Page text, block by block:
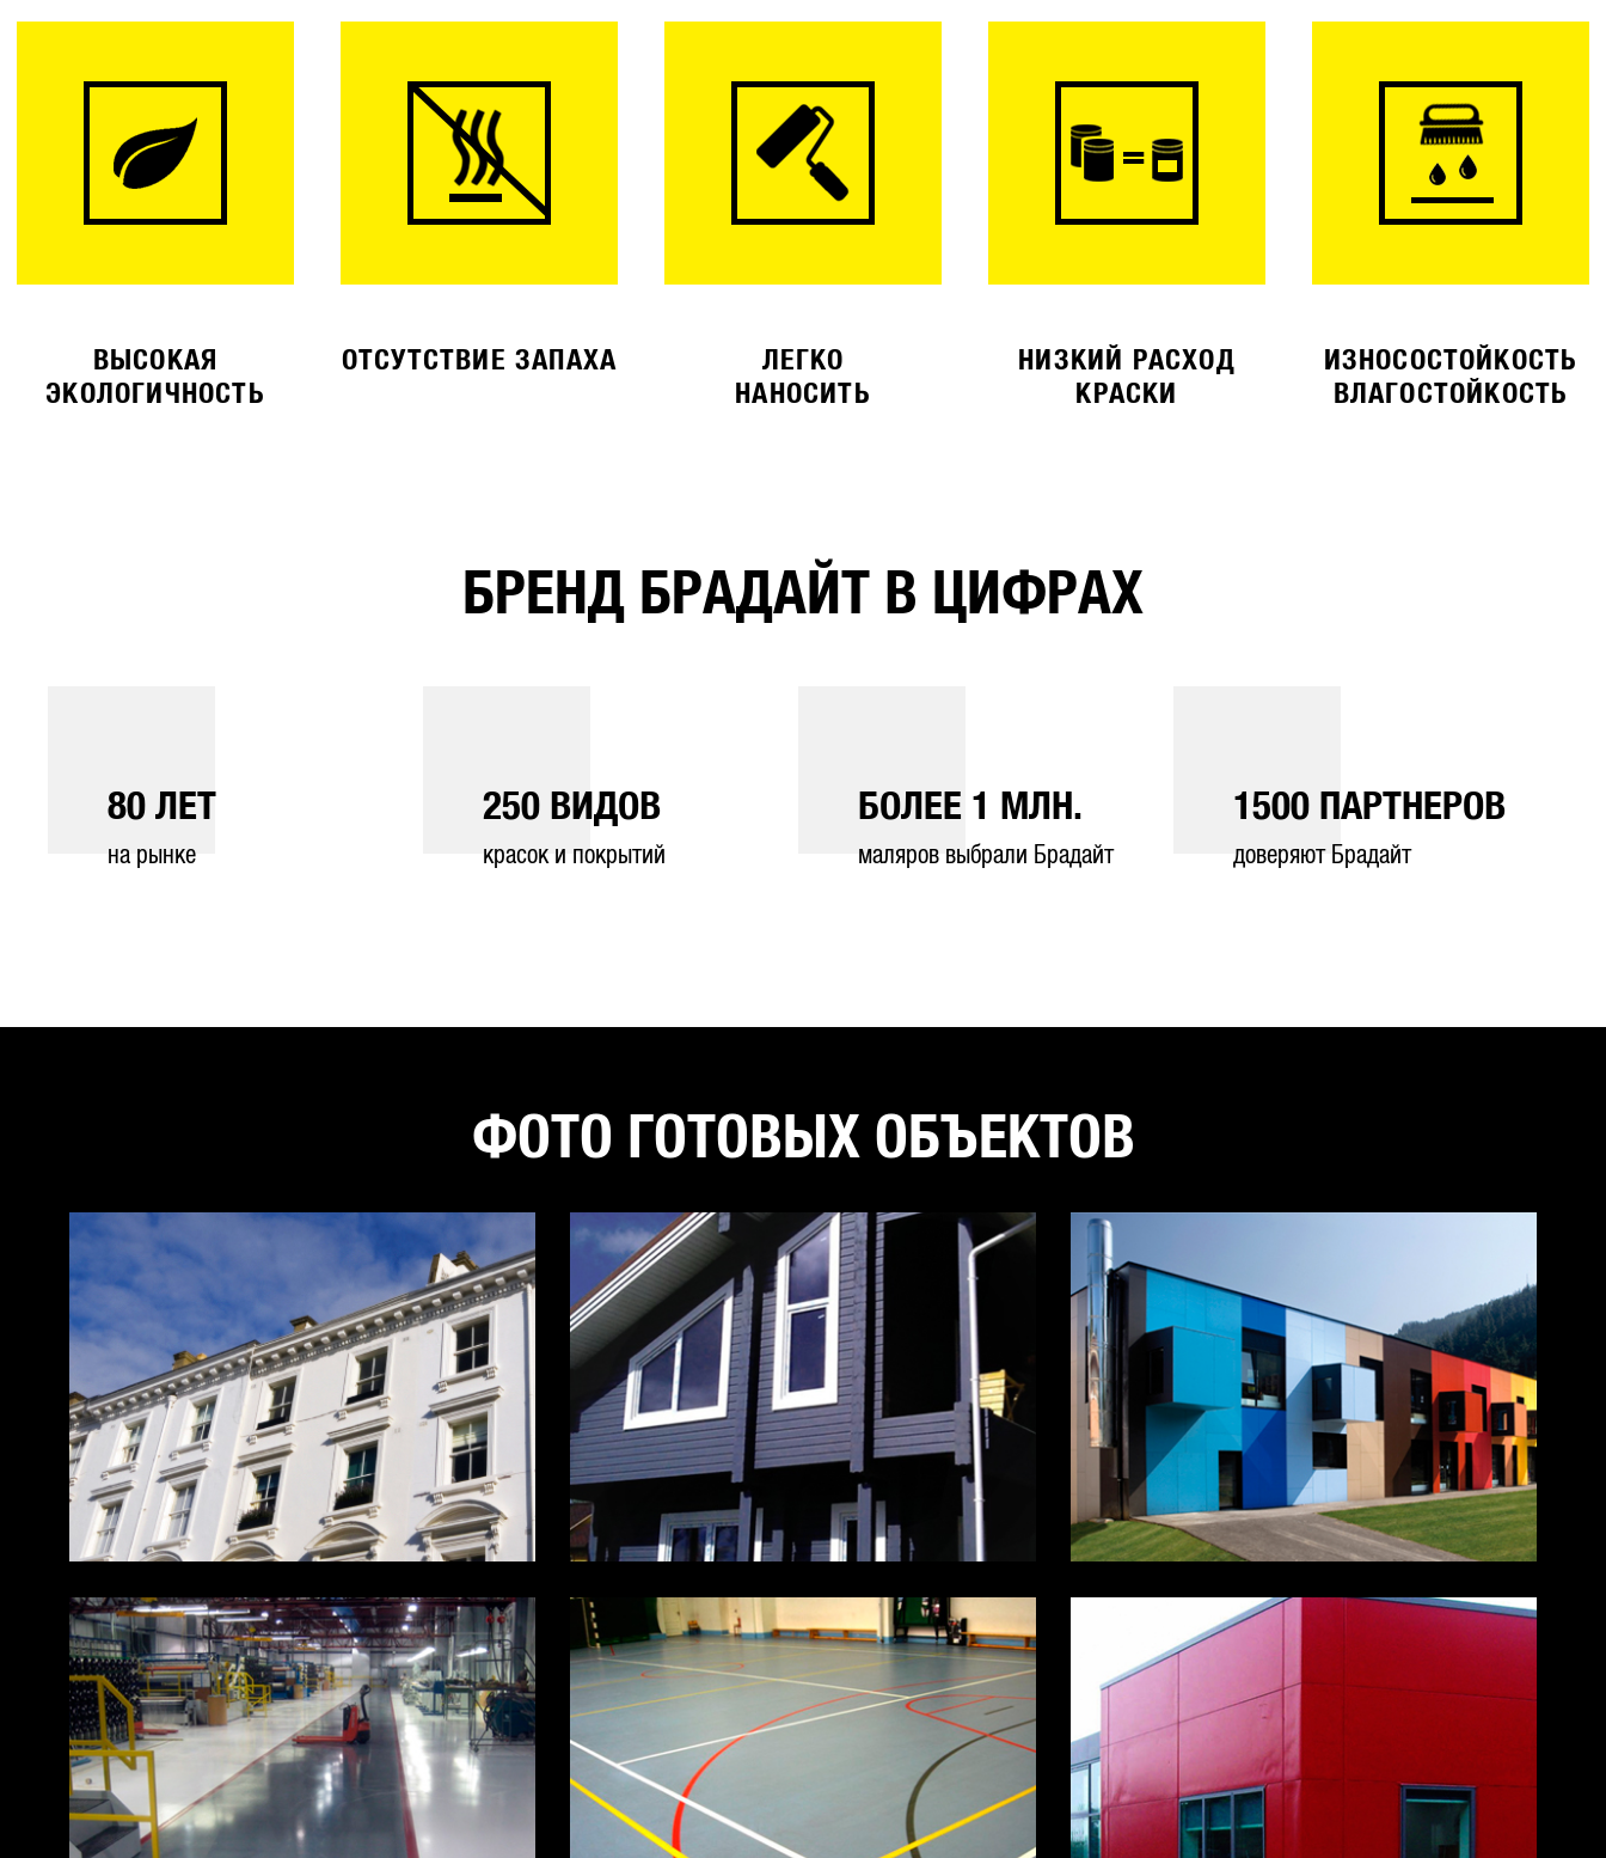
ВЫСОКАЯ
ЭКОЛОГИЧНОСТЬ
ОТСУТСТВИЕ ЗАПАХА
ЛЕГКО
НАНОСИТЬ
НИЗКИЙ РАСХОД
КРАСКИ
ИЗНОСОСТОЙКОСТЬ
ВЛАГОСТОЙКОСТЬ
БРЕНД БРАДАЙТ В ЦИФРАХ
80 ЛЕТ
на рынке
250 ВИДОВ
красок и покрытий
БОЛЕЕ 1 МЛН.
маляров выбрали Брадайт
1500 ПАРТНЕРОВ
доверяют Брадайт
ФОТО ГОТОВЫХ ОБЪЕКТОВ